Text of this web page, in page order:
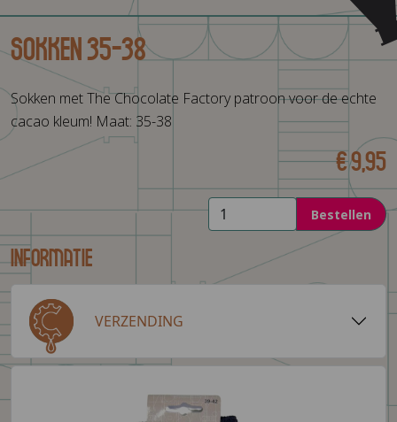
Sokken 35-38
Sokken met The Chocolate Factory patroon voor de echte
cacao kleum! Maat: 35-38
€ 9,95
Bestellen
Informatie
VERZENDING